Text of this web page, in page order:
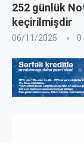
252 günlük
keçirilmişdir
06/11/2025 0